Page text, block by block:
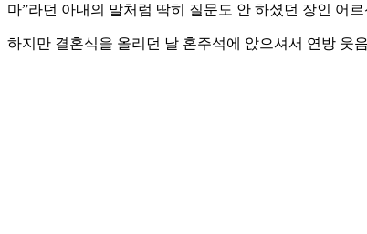
마”라던 아내의 말처럼 딱히 질문도 안 하셨던 장인 어
하지만 결혼식을 올리던 날 혼주석에 앉으셔서 연방 웃